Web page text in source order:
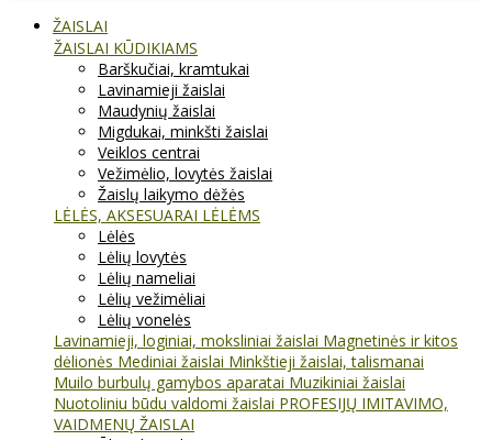
ŽAISLAI
ŽAISLAI KŪDIKIAMS
Barškučiai, kramtukai
Lavinamieji žaislai
Maudynių žaislai
Migdukai, minkšti žaislai
Veiklos centrai
Vežimėlio, lovytės žaislai
Žaislų laikymo dėžės
LĖLĖS, AKSESUARAI LĖLĖMS
Lėlės
Lėlių lovytės
Lėlių nameliai
Lėlių vežimėliai
Lėlių vonelės
Lavinamieji, loginiai, moksliniai žaislai Magnetinės ir kitos
dėlionės Mediniai žaislai Minkštieji žaislai, talismanai
Muilo burbulų gamybos aparatai Muzikiniai žaislai
Nuotoliniu būdu valdomi žaislai PROFESIJŲ IMITAVIMO,
VAIDMENŲ ŽAISLAI